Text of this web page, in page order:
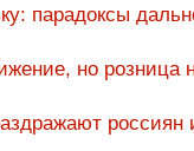
парадоксы
но розница